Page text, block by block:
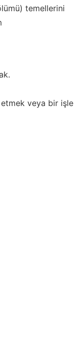
temellerini
veya bir işle